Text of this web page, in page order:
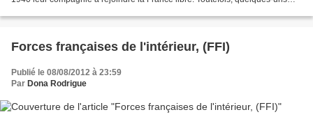
Forces françaises de l'intérieur, (FFI)
Publié le 08/08/2012 à 23:59
Par Dona Rodrigue